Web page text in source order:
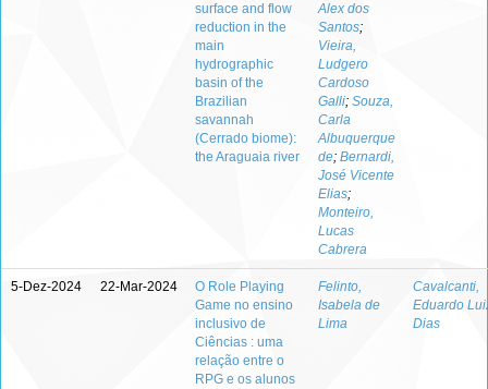
surface and flow
reduction in the
main
hydrographic
basin of the
Brazilian
savannah
(Cerrado biome):
the Araguaia river
Alex dos
Santos;
Vieira,
Ludgero
Cardoso
Galli; Souza,
Carla
Albuquerque
de; Bernardi,
José Vicente
Elias;
Monteiro,
Lucas
Cabrera
5-Dez-2024 22-Mar-2024
O Role Playing
Game no ensino
inclusivo de
Ciências : uma
relação entre o
RPG e os alunos
Felinto,
Isabela de
Lima
Cavalcanti,
Eduardo
Dias